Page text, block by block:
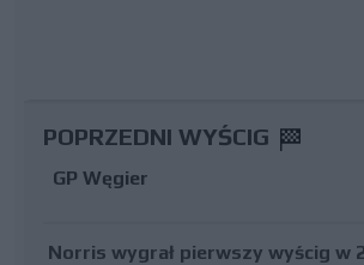
POPRZEDNI WYŚCIG
GP Węgier
Norris wygrał pierwszy wyścig w